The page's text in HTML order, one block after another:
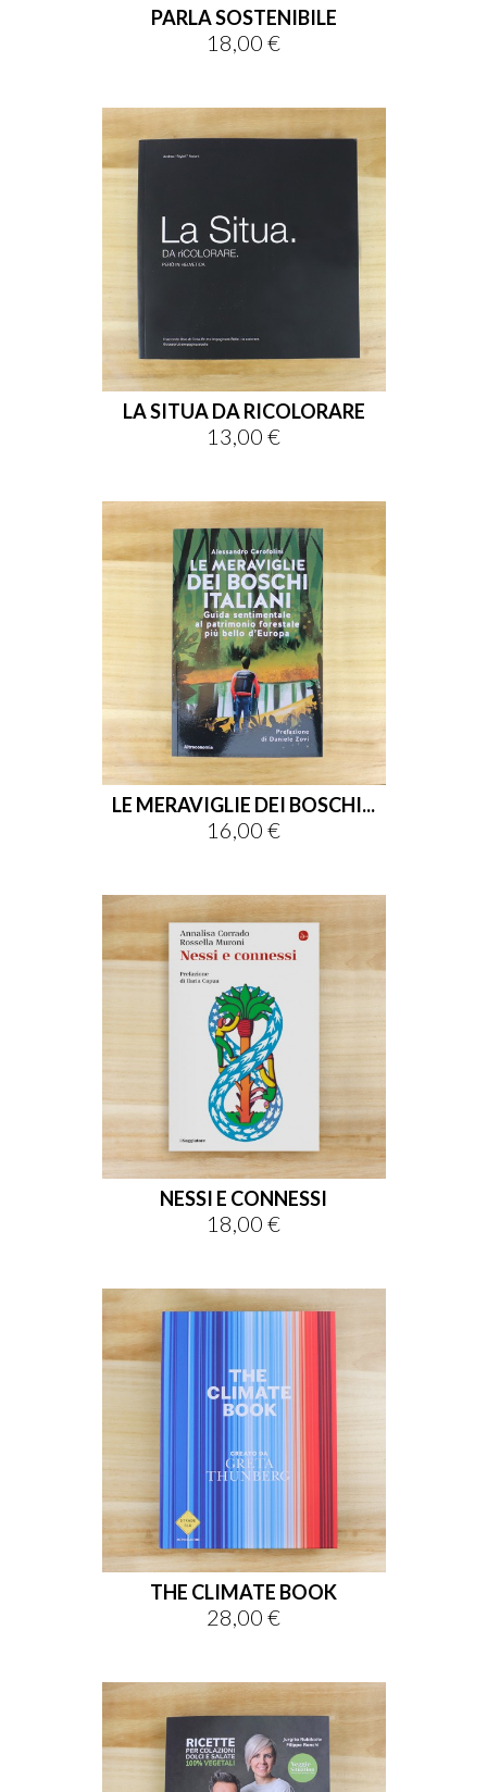
PARLA SOSTENIBILE
Prezzo
18,00 €
LA SITUA DA RICOLORARE
Prezzo
13,00 €
LE MERAVIGLIE DEI BOSCHI...
Prezzo
16,00 €
NESSI E CONNESSI
Prezzo
18,00 €
THE CLIMATE BOOK
Prezzo
28,00 €